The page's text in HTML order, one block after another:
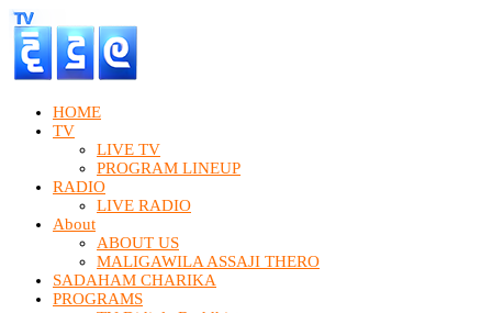
HOME
TV
LIVE TV
PROGRAM LINEUP
RADIO
LIVE RADIO
About
ABOUT US
MALIGAWILA ASSAJI THERO
SADAHAM CHARIKA
PROGRAMS